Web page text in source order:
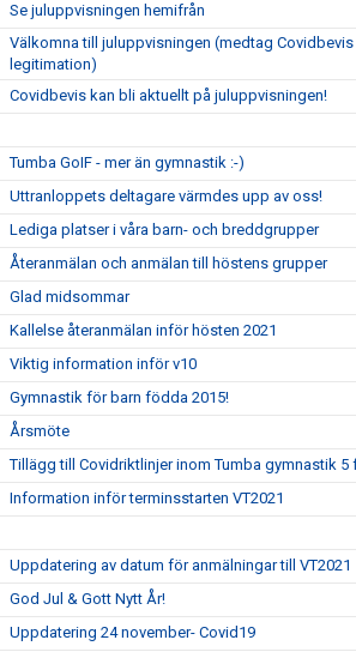
Se juluppvisningen hemifrån
Välkomna till juluppvisningen (medtag Covidbevis
legitimation)
Covidbevis kan bli aktuellt på juluppvisningen!
Tumba GoIF - mer än gymnastik :-)
Uttranloppets deltagare värmdes upp av oss!
Lediga platser i våra barn- och breddgrupper
Återanmälan och anmälan till höstens grupper
Glad midsommar
Kallelse återanmälan inför hösten 2021
Viktig information inför v10
Gymnastik för barn födda 2015!
Årsmöte
Tillägg till Covidriktlinjer inom Tumba gymnastik 5
Information inför terminsstarten VT2021
Uppdatering av datum för anmälningar till VT2021
God Jul & Gott Nytt År!
Uppdatering 24 november- Covid19